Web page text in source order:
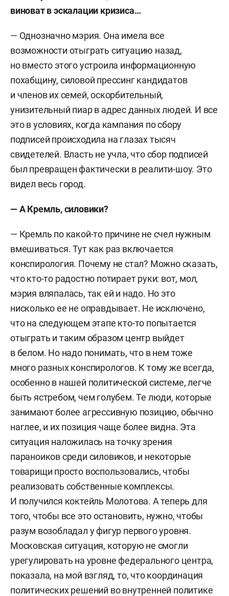
виноват в эскалации кризиса…
— Однозначно мэрия. Она имела все
возможности отыграть ситуацию назад,
но вместо этого устроила информационную
похабщину, силовой прессинг кандидатов
и членов их семей, оскорбительный,
унизительный пиар в адрес данных людей. И все
это в условиях, когда кампания по сбору
подписей происходила на глазах тысяч
свидетелей. Власть не учла, что сбор подписей
был превращен фактически в реалити-шоу. Это
видел весь город.
— А Кремль, силовики?
— Кремль по какой-то причине не счел нужным
вмешиваться. Тут как раз включается
конспирология. Почему не стал? Можно сказать,
что кто-то радостно потирает руки: вот, мол,
мэрия вляпалась, так ей и надо. Но это
нисколько ее не оправдывает. Не исключено,
что на следующем этапе кто-то попытается
отыграть и таким образом центр выйдет
в белом. Но надо понимать, что в нем тоже
много разных конспирологов. К тому же всегда,
особенно в нашей политической системе, легче
быть ястребом, чем голубем. Те люди, которые
занимают более агрессивную позицию, обычно
наглее, и их позиция чаще более видна. Эта
ситуация наложилась на точку зрения
параноиков среди силовиков, и некоторые
товарищи просто воспользовались, чтобы
реализовать собственные комплексы.
И получился коктейль Молотова. А теперь для
того, чтобы все это остановить, нужно, чтобы
разум возобладал у фигур первого уровня.
Московская ситуация, которую не смогли
урегулировать на уровне федерального центра,
показала, на мой взгляд, то, что координация
политических решений во внутренней политике